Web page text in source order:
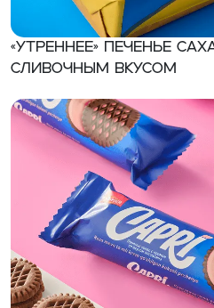
«Утреннее» Печенье
сливочным вкусом